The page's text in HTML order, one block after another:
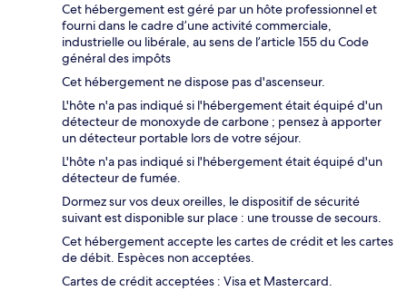
Cet hébergement est géré par un hôte professionnel et
fourni dans le cadre d’une activité commerciale,
industrielle ou libérale, au sens de l’article 155 du Code
général des impôts
Cet hébergement ne dispose pas d'ascenseur.
L'hôte n'a pas indiqué si l'hébergement était équipé d'un
détecteur de monoxyde de carbone ; pensez à apporter
un détecteur portable lors de votre séjour.
L'hôte n'a pas indiqué si l'hébergement était équipé d'un
détecteur de fumée.
Dormez sur vos deux oreilles, le dispositif de sécurité
suivant est disponible sur place : une trousse de secours.
Cet hébergement accepte les cartes de crédit et les cartes
de débit. Espèces non acceptées.
Cartes de crédit acceptées : Visa et Mastercard.